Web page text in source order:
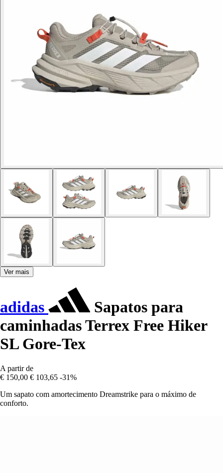
Ver mais
adidas
Sapatos para
caminhadas Terrex Free Hiker
SL Gore-Tex
A partir de
€ 150,00 € 103,65 -31%
Um sapato com amortecimento Dreamstrike para o máximo de
conforto.